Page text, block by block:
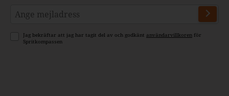
Jag bekräftar att jag har tagit del av och godkänt användarvillkoren för
Spritkompassen